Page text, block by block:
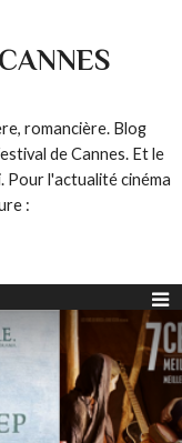
romancière. Blog
de Cannes. Et le
Pour l'actualité cinéma
: